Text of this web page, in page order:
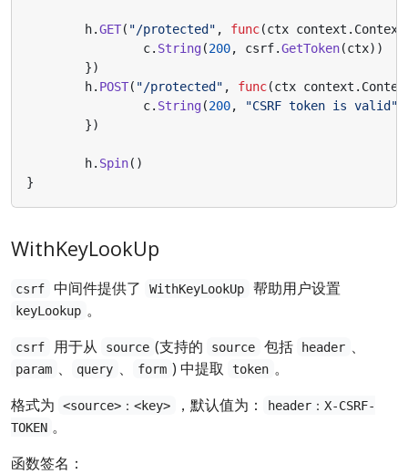
h.GET( "/protected" , func(ctx context . Context
c. String(200, csrf.GetToken(ctx))
})
h. POST( "/protected" , func(ctx context .
c. String(200, "CSRF token is valid"
})
h. Spin()
}
WithKeyLookUp
csrf 中间件提供了 WithKeyLookUp 帮助用户设置
keyLookup 。
csrf 用于从 source (支持的 source 包括 header 、
param 、 query 、 form ) 中提取 token 。
格式为
<source>：<key> ，默认值为：
header：X-CSRF-
TOKEN 。
函数签名：